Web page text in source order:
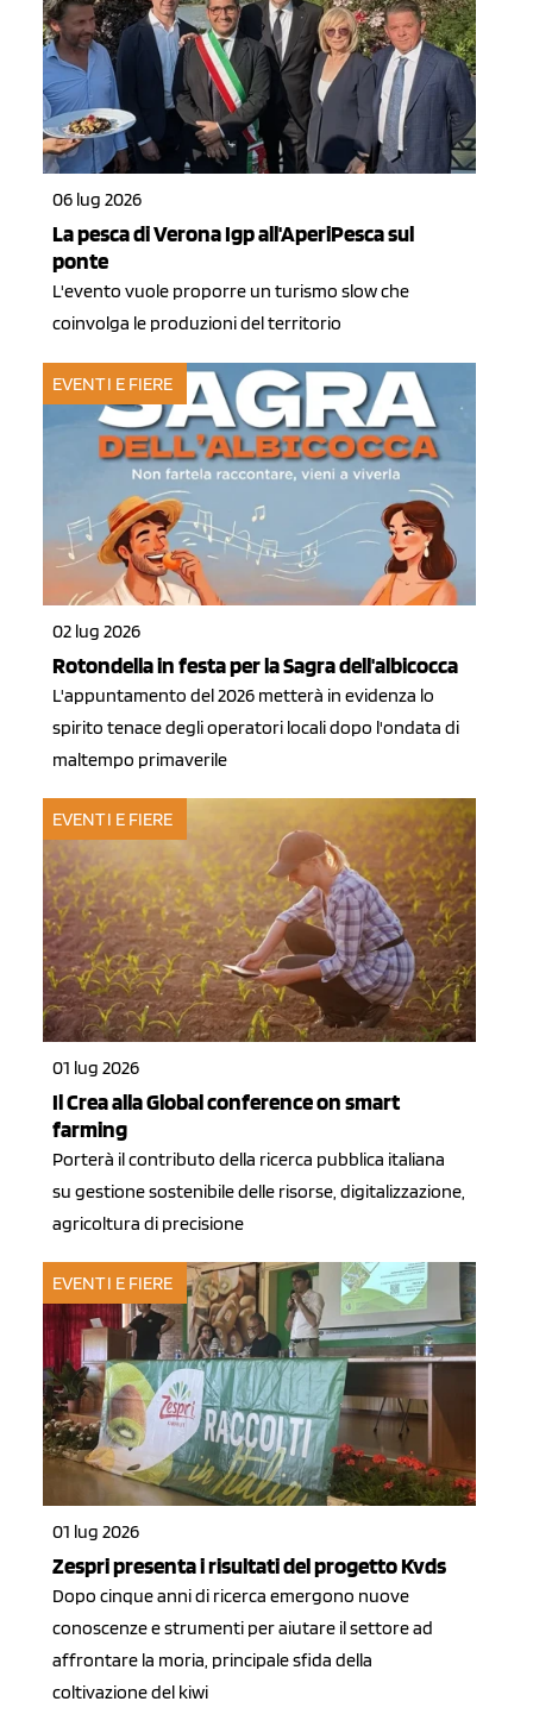
06 lug 2026
La pesca di Verona Igp all'AperiPesca sul
ponte
L'evento vuole proporre un turismo slow che
coinvolga le produzioni del territorio
EVENTI E FIERE
02 lug 2026
Rotondella in festa per la Sagra dell'albicocca
L'appuntamento del 2026 metterà in evidenza lo
spirito tenace degli operatori locali dopo l'ondata di
maltempo primaverile
EVENTI E FIERE
01 lug 2026
Il Crea alla Global conference on smart
farming
Porterà il contributo della ricerca pubblica italiana
su gestione sostenibile delle risorse, digitalizzazione,
agricoltura di precisione
EVENTI E FIERE
01 lug 2026
Zespri presenta i risultati del progetto Kvds
Dopo cinque anni di ricerca emergono nuove
conoscenze e strumenti per aiutare il settore ad
affrontare la moria, principale sfida della
coltivazione del kiwi